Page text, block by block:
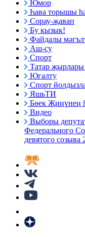
Юмор
Һава торышы
Сорау-җавап
Бу кызык!
Файдалы
Аш-су
Спорт
Татар
Югалту
Спорт
ЯшьТИ
Бөек Җиңүнең
Видео
Выборы
Федерального
девятого созыва